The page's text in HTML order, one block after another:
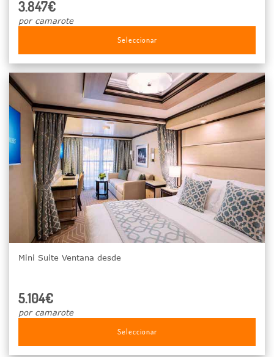
3.847€
por camarote
Seleccionar
Mini Suite Ventana desde
5.104€
por camarote
Seleccionar